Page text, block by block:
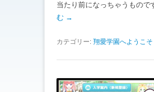
当たり前になっちゃうもので
む →
カテゴリー: 翔愛学園へようこそ